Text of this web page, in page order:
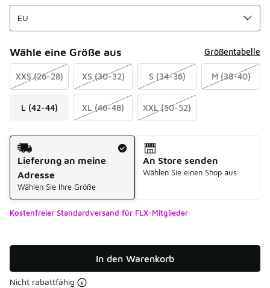
Wähle eine Größe aus Größentabelle
XXS (26-28) XS (30-32) S (34-36) M (38-40)
L (42-44) XL (46-48) XXL (50-52)
Versandart
Lieferung an meine
Adresse
Wählen Sie Ihre Größe
An Store senden
Wählen Sie einen Shop aus
Kostenfreier Standardversand für FLX-Mitglieder
In den Warenkorb
Nicht rabattfähig